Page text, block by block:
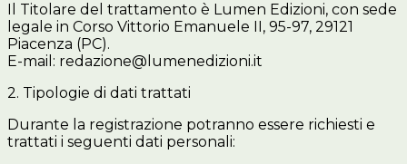
Il Titolare del trattamento è Lumen Edizioni, con sede
legale in Corso Vittorio Emanuele II, 95-97, 29121
Piacenza (PC).
E-mail: redazione@lumenedizioni.it
2. Tipologie di dati trattati
Durante la registrazione potranno essere richiesti e
trattati i seguenti dati personali: